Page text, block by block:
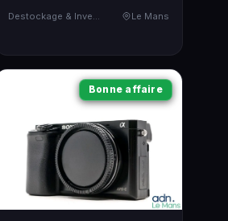
Destockage & Invendus
Le Mans
Bonne affaire